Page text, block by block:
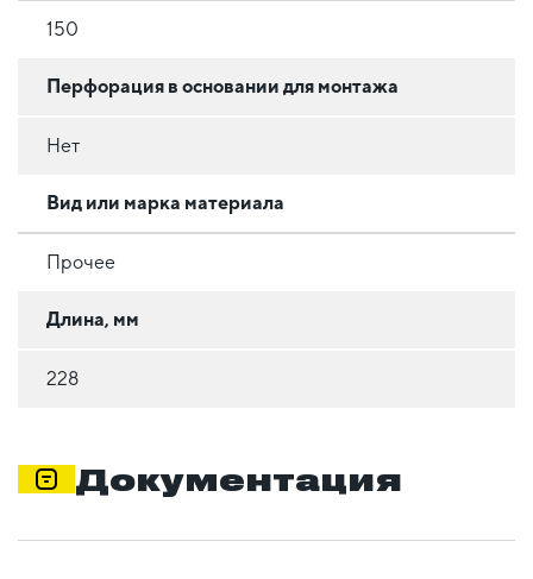
150
Перфорация в основании для монтажа
Нет
Вид или марка материала
Прочее
Длина, мм
228
Документация